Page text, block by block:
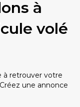
à
volé
à retrouver votre
une annonce